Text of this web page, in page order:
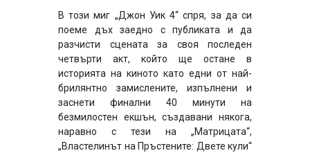
В този миг „Джон Уик 4“ спря, за да си
поеме дъх заедно с публиката и да
разчисти сцената за своя последен
четвърти акт, който ще остане в
историята на киното като едни от най-
брилянтно замислените, изпълнени и
заснети финални 40 минути на
безмилостен екшън, създавани някога,
наравно с тези на „Матрицата“,
„Властелинът на Пръстените: Двете кули“